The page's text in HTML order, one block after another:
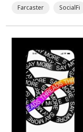
Farcaster SocialFi